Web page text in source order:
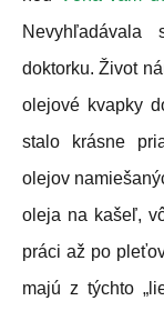
doktorku. Život
olejové kvapky
stalo krásne
olejov
oleja na kašeľ,
práci až po
majú z týchto